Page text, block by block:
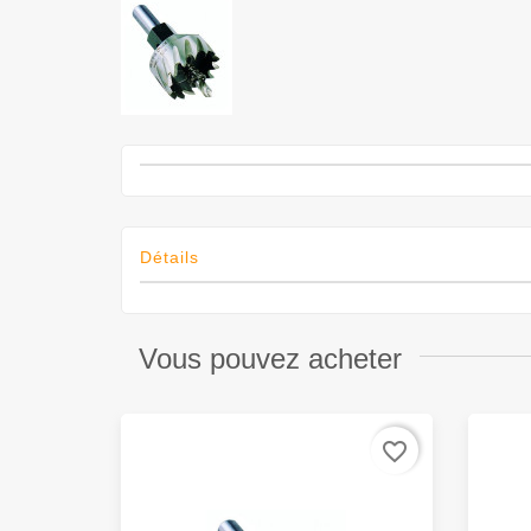
Détails
Vous pouvez acheter
favorite_border